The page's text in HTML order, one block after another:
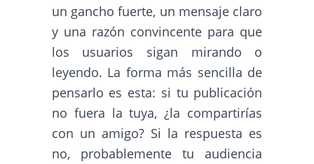
un gancho fuerte, un mensaje claro
y una razón convincente para que
los usuarios sigan mirando o
leyendo. La forma más sencilla de
pensarlo es esta: si tu publicación
no fuera la tuya, ¿la compartirías
con un amigo? Si la respuesta es
no, probablemente tu audiencia